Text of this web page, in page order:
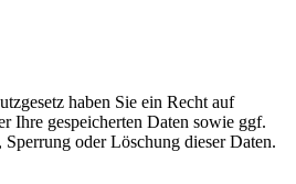
haben Sie ein Recht auf
Ihre gespeicherten Daten sowie ggf.
oder Löschung dieser Daten.